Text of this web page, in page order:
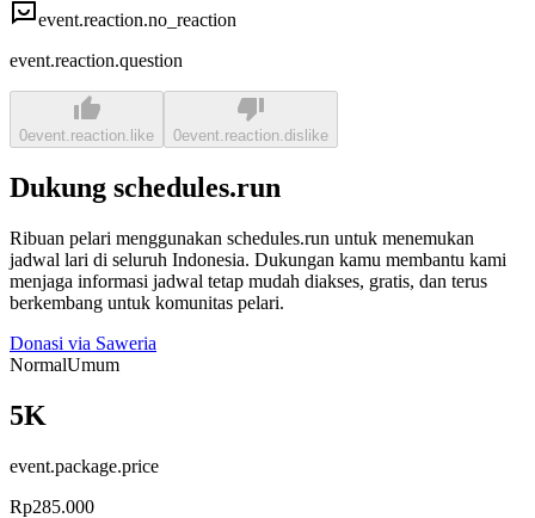
event.reaction.no_reaction
event.reaction.question
0event.reaction.like 0event.reaction.dislike
Dukung schedules.run
Ribuan pelari menggunakan schedules.run untuk menemukan
jadwal lari di seluruh Indonesia. Dukungan kamu membantu kami
menjaga informasi jadwal tetap mudah diakses, gratis, dan terus
berkembang untuk komunitas pelari.
Donasi via Saweria
NormalUmum
5K
event.package.price
Rp285.000